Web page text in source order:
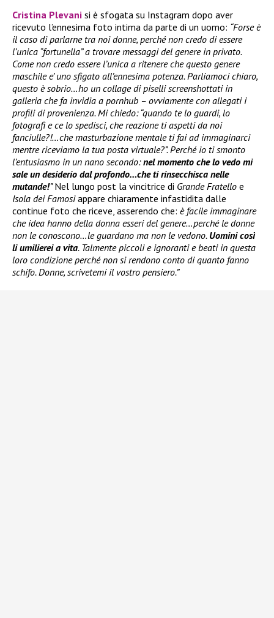
Cristina Plevani si è sfogata su Instagram dopo aver
ricevuto l’ennesima foto intima da parte di un uomo: “Forse è
il caso di parlarne tra noi donne, perché non credo di essere
l’unica “fortunella” a trovare messaggi del genere in privato.
Come non credo essere l’unica a ritenere che questo genere
maschile e’ uno sfigato all’ennesima potenza. Parliamoci chiaro,
questo è sobrio…ho un collage di piselli screenshottati in
galleria che fa invidia a pornhub – ovviamente con allegati i
profili di provenienza. Mi chiedo: “quando te lo guardi, lo
fotografi e ce lo spedisci, che reazione ti aspetti da noi
fanciulle?!…che masturbazione mentale ti fai ad immaginarci
mentre riceviamo la tua posta virtuale?”. Perché io ti smonto
l’entusiasmo in un nano secondo:nel momento che lo vedo mi
sale un desiderio dal profondo…che ti rinsecchisca nelle
mutande!”Nel lungo post la vincitrice di Grande Fratello e
Isola dei Famosiappare chiaramente infastidita dalle
continue foto che riceve, asserendo che: è facile immaginare
che idea hanno della donna esseri del genere…perché le donne
non le conoscono…le guardano ma non le vedono. Uomini così
li umilierei a vita. Talmente piccoli e ignoranti e beati in questa
loro condizione perché non si rendono conto di quanto fanno
schifo. Donne, scrivetemi il vostro pensiero.”